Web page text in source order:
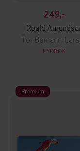
249,-
Roald
Tor Bomann-
LYDBOK
Premium